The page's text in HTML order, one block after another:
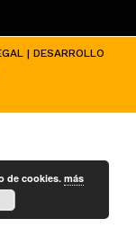
| DESARROLLO
de cookies.más